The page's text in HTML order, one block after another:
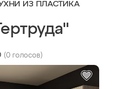
ИЗ ПЛАСТИКА
(0 голосов)